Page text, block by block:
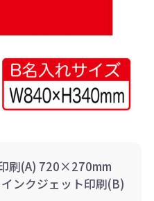
刷(A) 720×270mm
ンクジェット印刷(B)